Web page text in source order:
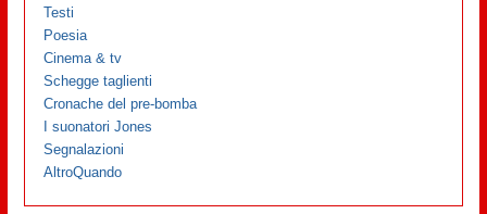
Testi
Poesia
Cinema & tv
Schegge taglienti
Cronache del pre-bomba
I suonatori Jones
Segnalazioni
AltroQuando